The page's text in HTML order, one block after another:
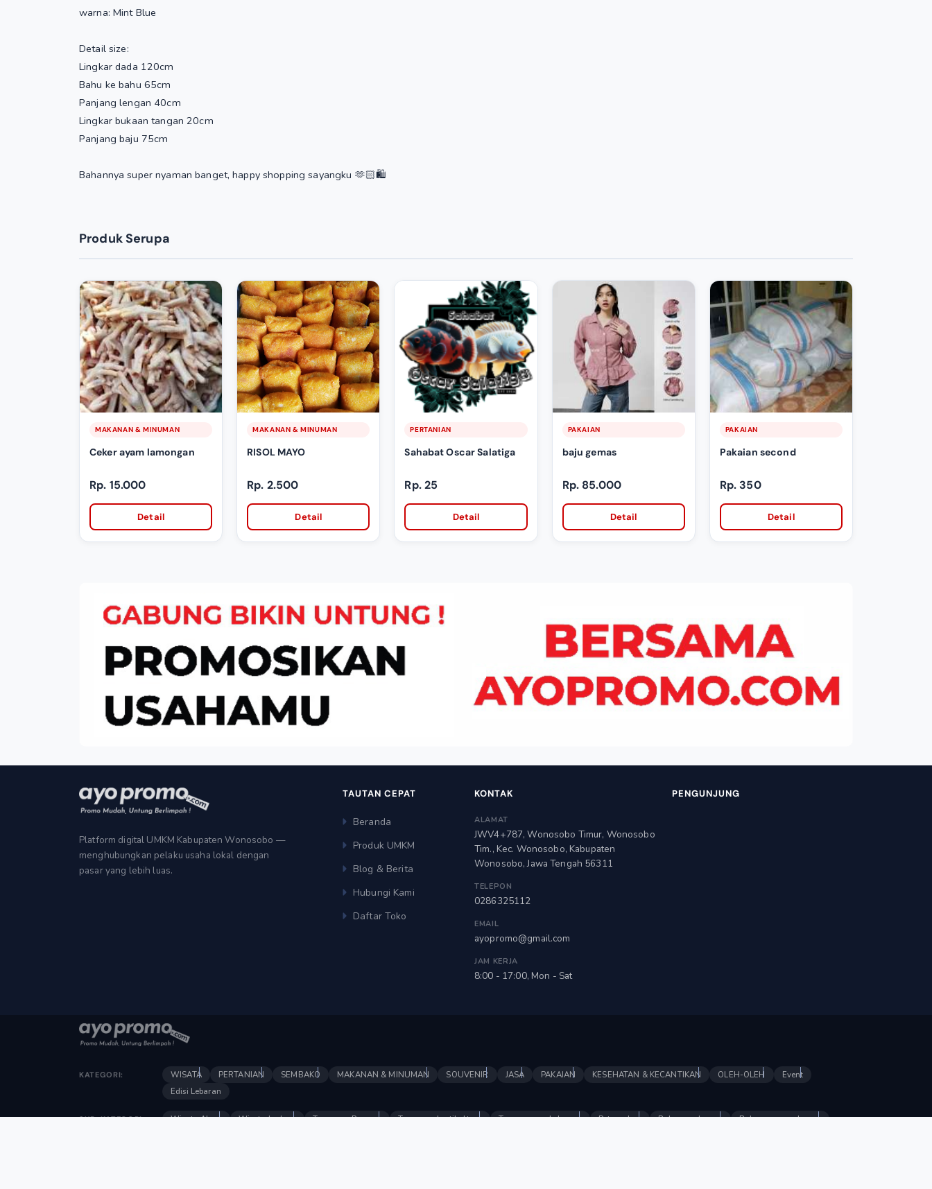
warna: Mint Blue
Detail size:
Lingkar dada 120cm
Bahu ke bahu 65cm
Panjang lengan 40cm
Lingkar bukaan tangan 20cm
Panjang baju 75cm
Bahannya super nyaman banget, happy shopping sayangku 🫶🏻🛍️
Produk Serupa
MAKANAN & MINUMAN
Ceker ayam lamongan
Rp. 15.000
Detail
MAKANAN & MINUMAN
RISOL MAYO
Rp. 2.500
Detail
PERTANIAN
Sahabat Oscar Salatiga
Rp. 25
Detail
PAKAIAN
baju gemas
Rp. 85.000
Detail
PAKAIAN
Pakaian second
Rp. 350
Detail
Platform digital UMKM Kabupaten Wonosobo —
menghubungkan pelaku usaha lokal dengan
pasar yang lebih luas.
TAUTAN CEPAT
Beranda
Produk UMKM
Blog & Berita
Hubungi Kami
Daftar Toko
KONTAK
ALAMAT
JWV4+787, Wonosobo Timur, Wonosobo
Tim., Kec. Wonosobo, Kabupaten
Wonosobo, Jawa Tengah 56311
TELEPON
0286325112
EMAIL
ayopromo@gmail.com
JAM KERJA
8:00 - 17:00, Mon - Sat
PENGUNJUNG
KATEGORI: WISATA PERTANIAN SEMBAKO MAKANAN & MINUMAN SOUVENIR JASA PAKAIAN KESEHATAN & KECANTIKAN OLEH-OLEH
Event
Edisi Lebaran
SUB-KATEGORI: Wisata Alam Wisata budaya Tanaman Pangan Tanaman hortikultura Tanaman perkebunan Peternakan Bahan makanan
Bahan non-makanan